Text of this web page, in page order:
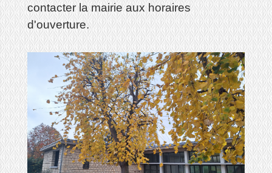
contacter la mairie aux horaires
d'ouverture.